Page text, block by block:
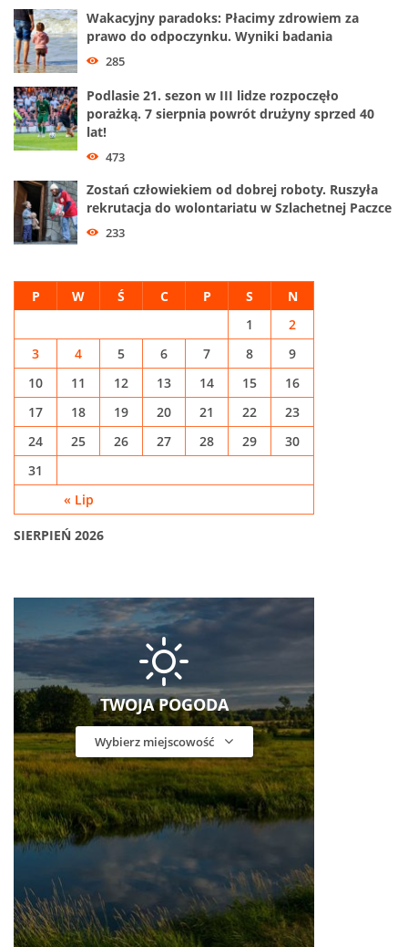
Wakacyjny paradoks: Płacimy zdrowiem za
prawo do odpoczynku. Wyniki badania
285
Podlasie 21. sezon w III lidze rozpoczęło
porażką. 7 sierpnia powrót drużyny sprzed 40
lat!
473
Zostań człowiekiem od dobrej roboty. Ruszyła
rekrutacja do wolontariatu w Szlachetnej Paczce
233
SIERPIEŃ 2026
P W Ś C P S N
« Lip
1
2
3
4 5 6 7 8
9
10
11 12 13 14 15
16
17
18 19 20 21 22
23
24
25 26 27 28 29
30
31
TWOJA POGODA
Wybierz miejscowość